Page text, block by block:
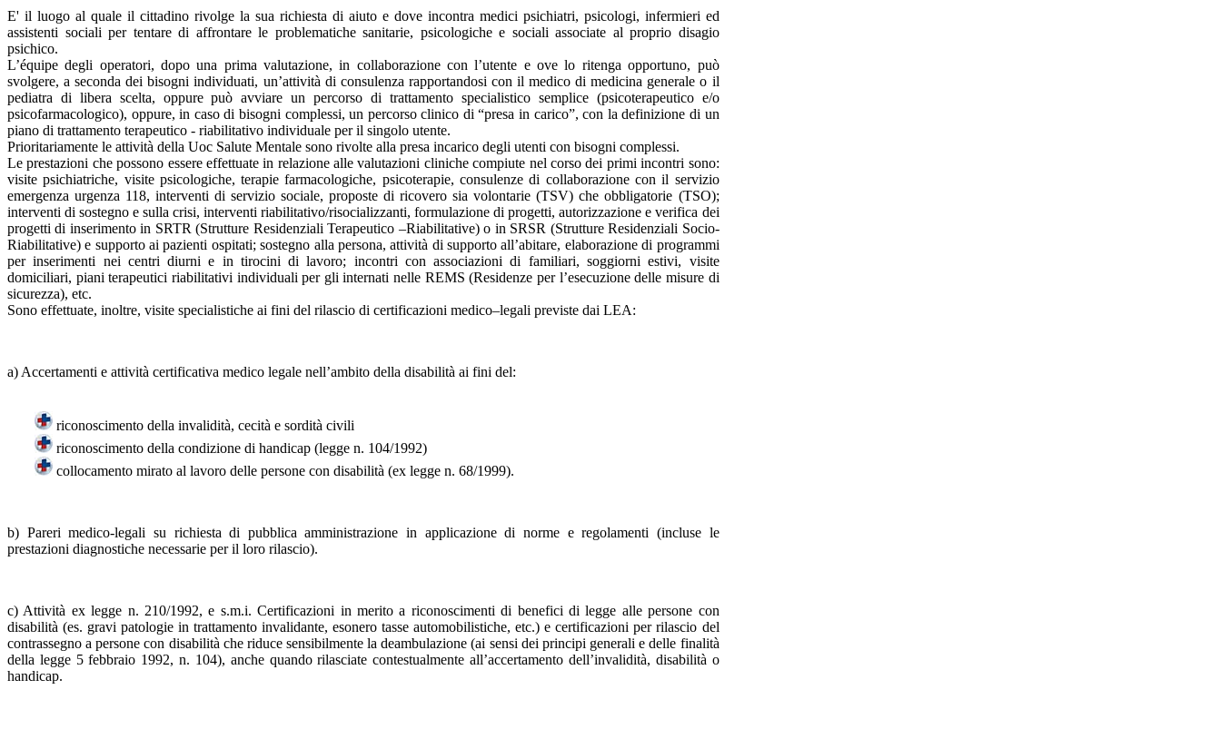
E' il luogo al quale il cittadino rivolge la sua richiesta di aiuto e dove incontra medici psichiatri, psicologi, infermieri ed
assistenti sociali per tentare di affrontare le problematiche sanitarie, psicologiche e sociali associate al proprio disagio
psichico.
L’équipe degli operatori, dopo una prima valutazione, in collaborazione con l’utente e ove lo ritenga opportuno, può
svolgere, a seconda dei bisogni individuati, un’attività di consulenza rapportandosi con il medico di medicina generale o il
pediatra di libera scelta, oppure può avviare un percorso di trattamento specialistico semplice (psicoterapeutico e/o
psicofarmacologico), oppure, in caso di bisogni complessi, un percorso clinico di “presa in carico”, con la definizione di un
piano di trattamento terapeutico - riabilitativo individuale per il singolo utente.
Prioritariamente le attività della Uoc Salute Mentale sono rivolte alla presa incarico degli utenti con bisogni complessi.
Le prestazioni che possono essere effettuate in relazione alle valutazioni cliniche compiute nel corso dei primi incontri sono:
visite psichiatriche, visite psicologiche, terapie farmacologiche, psicoterapie, consulenze di collaborazione con il servizio
emergenza urgenza 118, interventi di servizio sociale, proposte di ricovero sia volontarie (TSV) che obbligatorie (TSO);
interventi di sostegno e sulla crisi, interventi riabilitativo/risocializzanti, formulazione di progetti, autorizzazione e verifica dei
progetti di inserimento in SRTR (Strutture Residenziali Terapeutico –Riabilitative) o in SRSR (Strutture Residenziali Socio-
Riabilitative) e supporto ai pazienti ospitati; sostegno alla persona, attività di supporto all’abitare, elaborazione di programmi
per inserimenti nei centri diurni e in tirocini di lavoro; incontri con associazioni di familiari, soggiorni estivi, visite
domiciliari, piani terapeutici riabilitativi individuali per gli internati nelle REMS (Residenze per l’esecuzione delle misure di
sicurezza), etc.
Sono effettuate, inoltre, visite specialistiche ai fini del rilascio di certificazioni medico–legali previste dai LEA:
a) Accertamenti e attività certificativa medico legale nell’ambito della disabilità ai fini del:
riconoscimento della invalidità, cecità e sordità civili
riconoscimento della condizione di handicap (legge n. 104/1992)
collocamento mirato al lavoro delle persone con disabilità (ex legge n. 68/1999).
b) Pareri medico-legali su richiesta di pubblica amministrazione in applicazione di norme e regolamenti (incluse le
prestazioni diagnostiche necessarie per il loro rilascio).
c) Attività ex legge n. 210/1992, e s.m.i. Certificazioni in merito a riconoscimenti di benefici di legge alle persone con
disabilità (es. gravi patologie in trattamento invalidante, esonero tasse automobilistiche, etc.) e certificazioni per rilascio del
contrassegno a persone con disabilità che riduce sensibilmente la deambulazione (ai sensi dei principi generali e delle finalità
della legge 5 febbraio 1992, n. 104), anche quando rilasciate contestualmente all’accertamento dell’invalidità, disabilità o
handicap.